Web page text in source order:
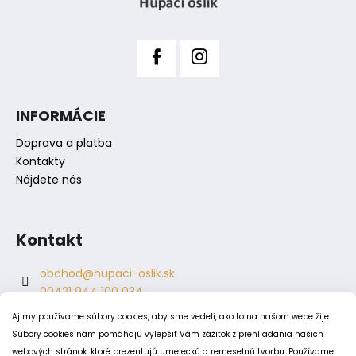
Aj my používame súbory cookies, aby sme vedeli, ako to na našom webe žije.
Súbory cookies nám pomáhajú vylepšiť Vám zážitok z prehliadania našich
webových stránok, ktoré prezentujú umeleckú a remeselnú tvorbu. Používame
y
INFORMÁCIE
Doprava a platba
Kontakty
Nájdete nás
Kontakt
obchod@hupaci-oslik.sk
00421 944 100 034
00421 944 904 704
hupaci.oslik
dagmar.juricova